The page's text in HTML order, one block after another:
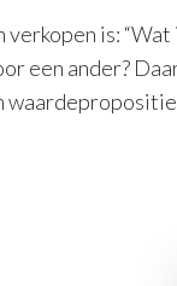
is: “Wat
een ander?